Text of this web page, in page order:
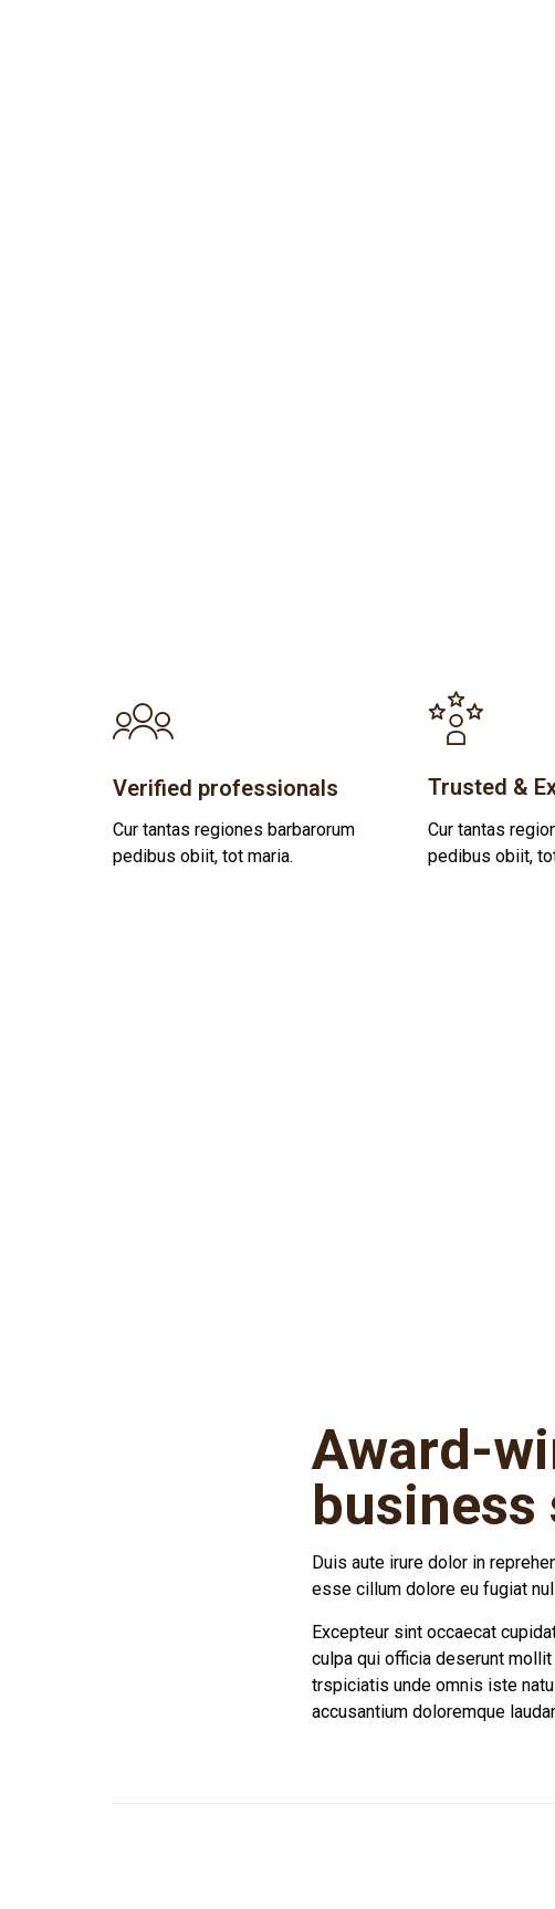
Verified professionals
Cur tantas regiones barbarorum
pedibus obiit, tot maria.
Trusted &
Cur tantas
pedibus obiit,
Award-
Duis aute irure dolor in
esse cillum dolore eu fugiat
Excepteur sint occaecat
culpa qui officia deserunt
trspiciatis unde omnis iste
accusantium doloremque